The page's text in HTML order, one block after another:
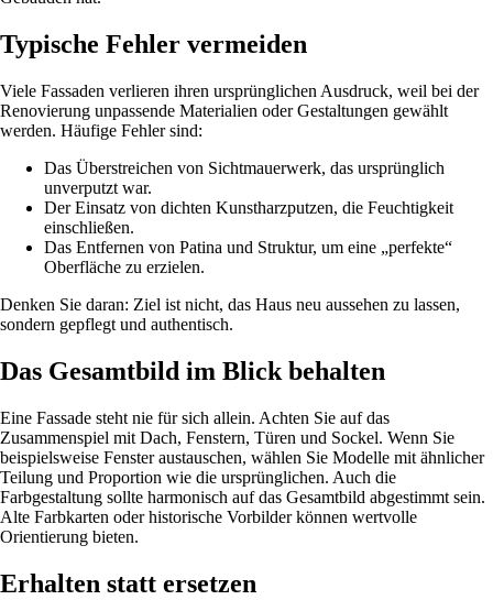
Typische Fehler vermeiden
Viele Fassaden verlieren ihren ursprünglichen Ausdruck, weil bei der
Renovierung unpassende Materialien oder Gestaltungen gewählt
werden. Häufige Fehler sind:
Das Überstreichen von Sichtmauerwerk, das ursprünglich
unverputzt war.
Der Einsatz von dichten Kunstharzputzen, die Feuchtigkeit
einschließen.
Das Entfernen von Patina und Struktur, um eine „perfekte“
Oberfläche zu erzielen.
Denken Sie daran: Ziel ist nicht, das Haus neu aussehen zu lassen,
sondern gepflegt und authentisch.
Das Gesamtbild im Blick behalten
Eine Fassade steht nie für sich allein. Achten Sie auf das
Zusammenspiel mit Dach, Fenstern, Türen und Sockel. Wenn Sie
beispielsweise Fenster austauschen, wählen Sie Modelle mit ähnlicher
Teilung und Proportion wie die ursprünglichen. Auch die
Farbgestaltung sollte harmonisch auf das Gesamtbild abgestimmt sein.
Alte Farbkarten oder historische Vorbilder können wertvolle
Orientierung bieten.
Erhalten statt ersetzen